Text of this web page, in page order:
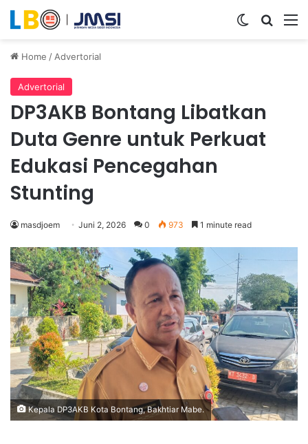
Switch skin
Home / Advertorial
Advertorial
DP3AKB Bontang Libatkan
Duta Genre untuk Perkuat
Edukasi Pencegahan
Stunting
masdjoem Juni 2, 2026 0 973 1 minute read
Kepala DP3AKB Kota Bontang, Bakhtiar Mabe.